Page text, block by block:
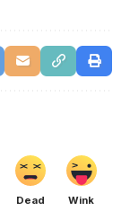
Dead Wink